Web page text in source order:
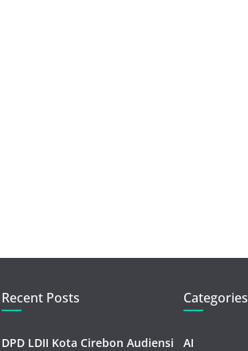
Recent Posts
DPD LDII Kota Cirebon Audiensi
Categories
AI